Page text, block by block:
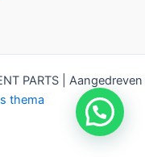
PARTS | Aangedreven
thema